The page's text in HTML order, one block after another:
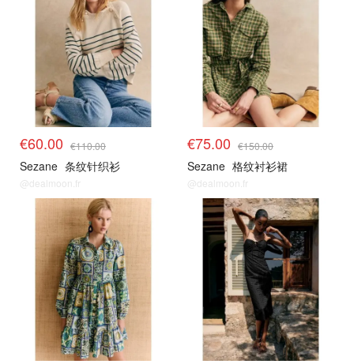
€60.00 €110.00
Sezane 条纹针织衫
@dealmoon.fr
€75.00 €150.00
Sezane 格纹衬衫裙
@dealmoon.fr